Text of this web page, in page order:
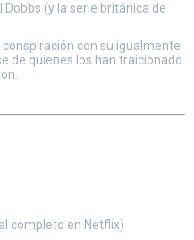
Dobbs (y la serie británica de
con su igualmente
de quienes los han traicionado
completo en Netflix)